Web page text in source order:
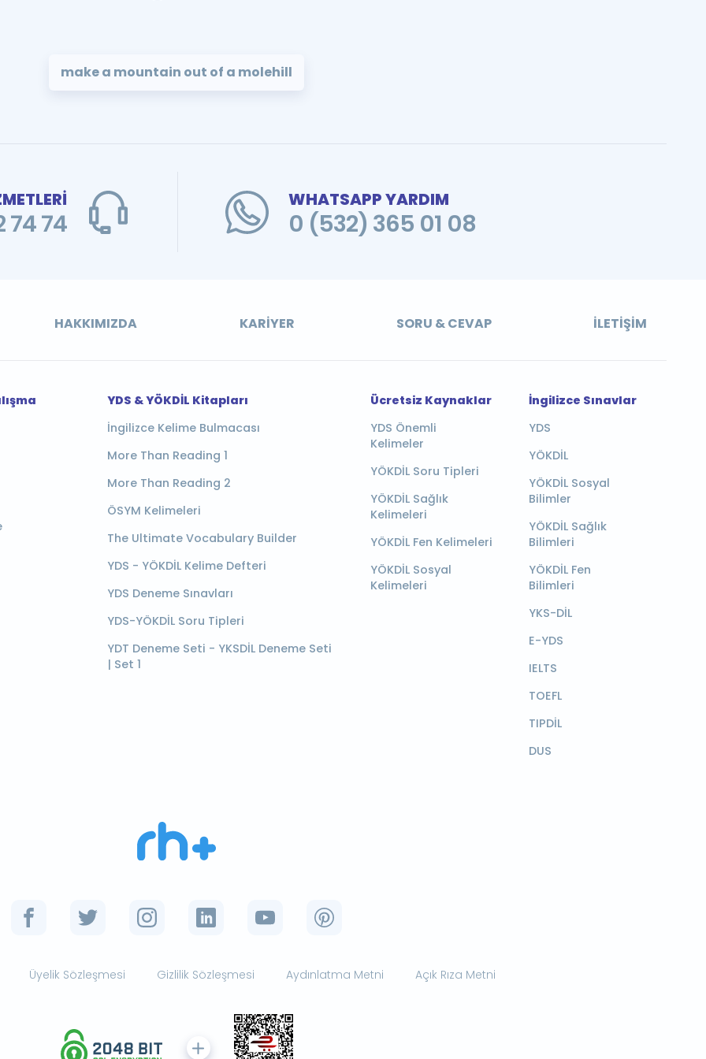
make a mountain out of a molehill
74
WHATSAPP YARDIM
0 (532) 365 01 08
HAKKIMIZDA KARIYER SORU & CEVAP İLETIŞIM
YDS & YÖKDİL Kitapları
İngilizce Kelime Bulmacası
More Than Reading 1
More Than Reading 2
ÖSYM Kelimeleri
The Ultimate Vocabulary Builder
YDS - YÖKDİL Kelime Defteri
YDS Deneme Sınavları
YDS-YÖKDİL Soru Tipleri
YDT Deneme Seti - YKSDİL Deneme Seti
| Set 1
Ücretsiz Kaynaklar
YDS Önemli
Kelimeler
YÖKDİL Soru Tipleri
YÖKDİL Sağlık
Kelimeleri
YÖKDİL Fen Kelimeleri
YÖKDİL Sosyal
Kelimeleri
İngilizce Sınavlar
YDS
YÖKDİL
YÖKDİL Sosyal
Bilimler
YÖKDİL Sağlık
Bilimleri
YÖKDİL Fen
Bilimleri
YKS-DİL
E-YDS
IELTS
TOEFL
TIPDİL
DUS
Üyelik Sözleşmesi Gizlilik Sözleşmesi Aydınlatma Metni Açık Rıza Metni